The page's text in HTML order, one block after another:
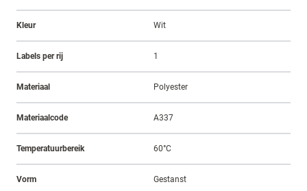
Kleur Wit
Labels per rij 1
Materiaal Polyester
Materiaalcode A337
Temperatuurbereik 60°C
Vorm Gestanst